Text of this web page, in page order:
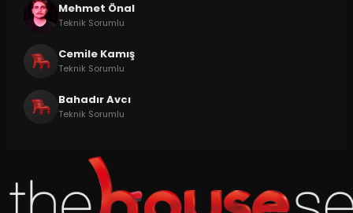
Mehmet Önal
Teknik Sorumlu
Cemile Kamış
Teknik Sorumlu
Bahadır Avcı
Teknik Sorumlu